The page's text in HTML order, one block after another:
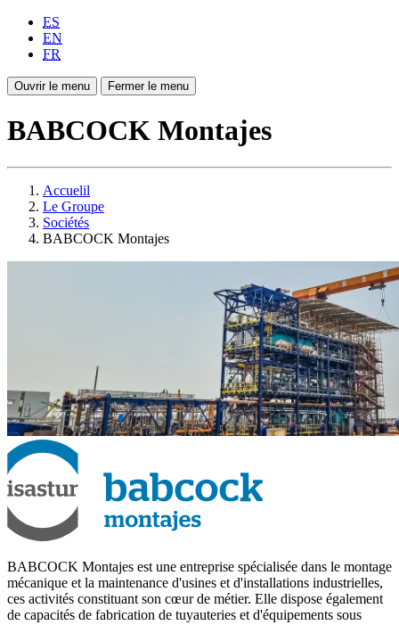
ES
EN
FR
Ouvrir le menu Fermer le menu
BABCOCK Montajes
Accuelil
Le Groupe
Sociétés
BABCOCK Montajes
BABCOCK Montajes est une entreprise spécialisée dans le montage
mécanique et la maintenance d'usines et d'installations industrielles,
ces activités constituant son cœur de métier. Elle dispose également
de capacités de fabrication de tuyauteries et d'équipements sous